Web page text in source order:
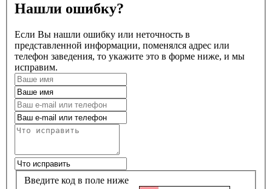
Нашли ошибку?
Если Вы нашли ошибку или неточность в
представленной информации, поменялся адрес или
телефон заведения, то укажите это в форме ниже, и мы
исправим.
Введите код в поле ниже